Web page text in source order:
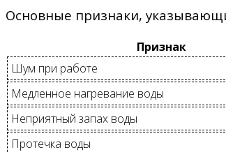
Основные признаки,
Признак
Шум при работе
Медленное нагревание воды
Неприятный запах воды
Протечка воды